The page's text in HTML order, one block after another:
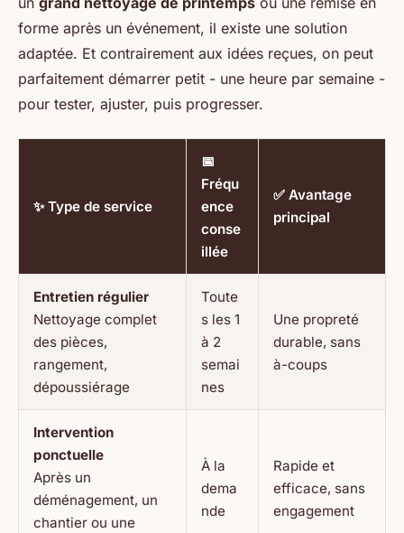
forme après un événement, il existe une solution
adaptée. Et contrairement aux idées reçues, on peut
parfaitement démarrer petit - une heure par semaine -
pour tester, ajuster, puis progresser.
✨ Type de service
📅
Fréqu
ence
conse
illée
✅ Avantage
principal
Entretien régulier
Nettoyage complet
des pièces,
rangement,
dépoussiérage
Toute
s les 1
à 2
semai
nes
Une propreté
durable, sans
à-coups
Intervention
ponctuelle
Après un
déménagement, un
chantier ou une
À la
dema
nde
Rapide et
efficace, sans
engagement